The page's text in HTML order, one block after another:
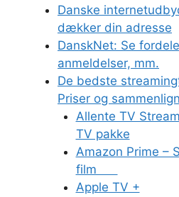
Danske
dækker din adresse
DanskNet: Se
anmeldelser, mm.
De bedste
Priser og
Allente TV
TV pakke
Amazon Prime –
film
Apple TV +